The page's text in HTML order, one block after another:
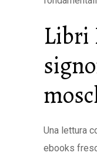
Libri
Una lettura
ebooks